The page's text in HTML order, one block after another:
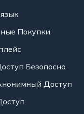
Покупки
Безопасно
Доступ